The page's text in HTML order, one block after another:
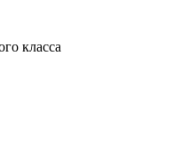
класса